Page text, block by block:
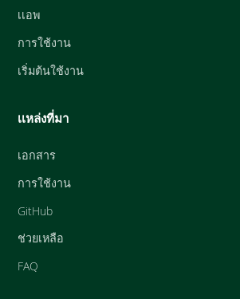
เเอพ
การใช้งาน
เริ่มต้นใช้งาน
เเหล่งที่มา
เอกสาร
การใช้งาน
GitHub
ช่วยเหลือ
FAQ